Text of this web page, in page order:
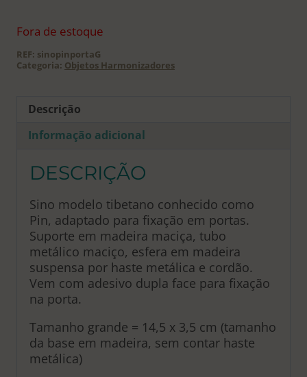
Fora de estoque
REF: sinopinportaG
Categoria: Objetos Harmonizadores
Descrição
Informação adicional
DESCRIÇÃO
Sino modelo tibetano conhecido como
Pin, adaptado para fixação em portas.
Suporte em madeira maciça, tubo
metálico maciço, esfera em madeira
suspensa por haste metálica e cordão.
Vem com adesivo dupla face para fixação
na porta.
Tamanho grande = 14,5 x 3,5 cm (tamanho
da base em madeira, sem contar haste
metálica)